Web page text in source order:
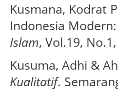
Kusmana, Kodrat
Indonesia
Islam, Vol.19,
Kusuma, Adhi &
Kualitatif.